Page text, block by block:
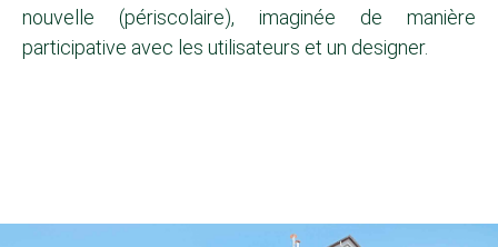
nouvelle (périscolaire), imaginée de manière
participative avec les utilisateurs et un designer.